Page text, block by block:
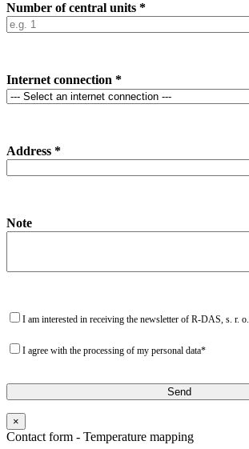
Number of central units *
Internet connection *
Address *
Note
I am interested in receiving the newsletter of R-DAS, s. r. o.
I agree with the processing of my personal data*
×
Contact form - Temperature mapping